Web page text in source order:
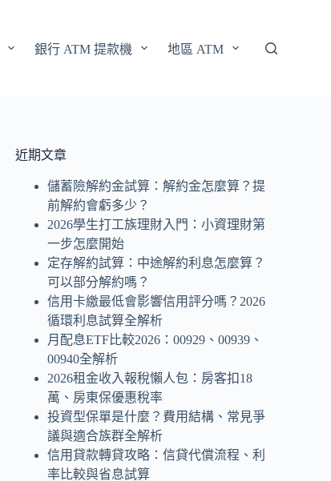
銀行 ATM 提款機 地區 ATM
近期文章
儲蓄險解約金試算：解約金怎麼算？提
前解約會虧多少？
2026學生打工族理財入門：小資理財第
一步怎麼開始
定存解約試算：中途解約利息怎麼算？
可以部分解約嗎？
信用卡繳最低會影響信用評分嗎？2026
循環利息試算全解析
月配息ETF比較2026：00929、00939、
00940全解析
2026租金收入報稅懶人包：房客扣18
萬、房東保優惠稅率
投資型保單是什麼？費用結構、常見爭
議與適合族群全解析
信用貸款轉貸攻略：信貸代償流程、利
率比較與省息試算